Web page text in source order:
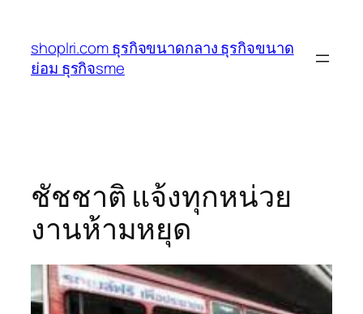
เนื้อหา
shoplri.com ธุรกิจขนาดกลาง ธุรกิจขนาด
ย่อม ธุรกิจsme
ชัชชาติ แจ้งทุกหน่วย
งานห้ามหยุด